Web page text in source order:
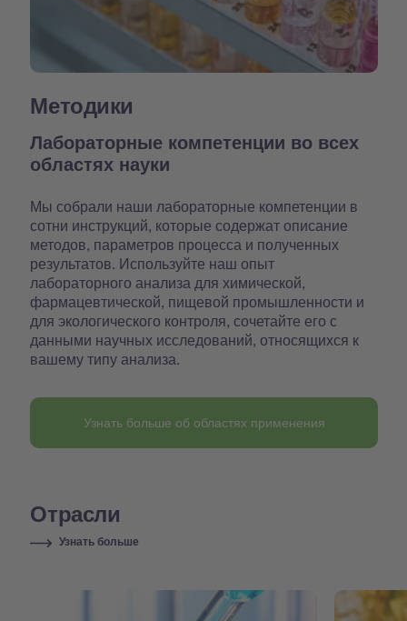
Методики
Лабораторные компетенции во всех
областях науки
Мы собрали наши лабораторные компетенции в
сотни инструкций, которые содержат описание
методов, параметров процесса и полученных
результатов. Используйте наш опыт
лабораторного анализа для химической,
фармацевтической, пищевой промышленности и
для экологического контроля, сочетайте его с
данными научных исследований, относящихся к
вашему типу анализа.
Узнать больше об областях применения
Отрасли
Узнать больше